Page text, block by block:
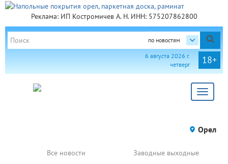
Реклама: ИП Костромичев А. Н. ИНН: 575207862800
по новостям
18+
6 августа 2026 г.
четверг
Toggle
Орел
Все новости Заводные выходные